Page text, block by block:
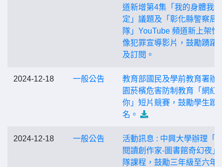
道新增第4集「我的身體我決
定」議題及「彰化縣警察局
隊」YouTube 頻道新上架性
像犯罪宣導影片，鼓勵踴躍
及訂閱。
2024-12-18 一般公告
教育部國民及學前教育署辦
園菸檳危害防制教育「網紅
你」短片競賽，鼓勵學生踴
名。
2024-12-18 一般公告
活動訊息 : 中興大學辦理「
閱讀創作家-圖書館奇幻夜」
隊課程，鼓勵三年級至六年